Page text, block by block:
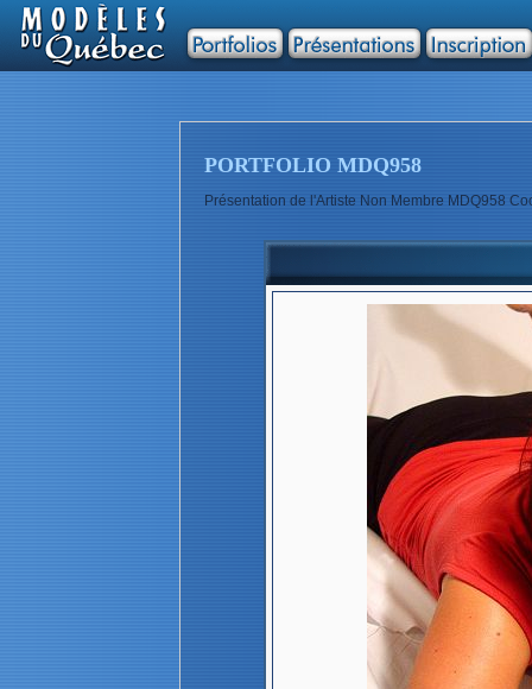
PORTFOLIO MDQ958
Présentation de l'Artiste Non Membre MDQ958